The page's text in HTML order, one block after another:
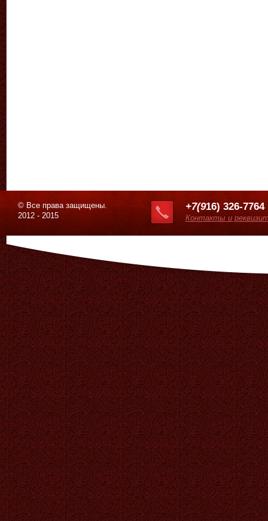
© Все права защищены.
2012 - 2015
+7(916) 326-7764
Контакты и